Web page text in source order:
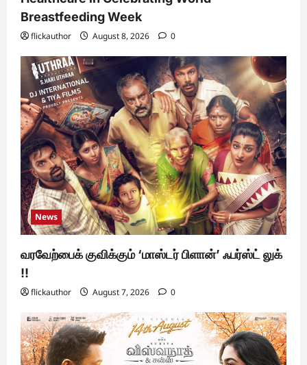
Breastfeeding Week
flickauthor August 8, 2026 0
News
வரவேற்பைக் குவிக்கும் ‘மாஸ்டர் பிளான்’ ஃபர்ஸ்ட் லுக்
!!
flickauthor August 7, 2026 0